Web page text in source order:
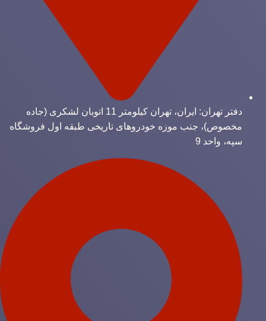
دفتر تهران: ایران، تهران کیلومتر 11 اتوبان لشکری (جاده
مخصوص)، جنب موزه خودروهای تاریخی طبقه اول فروشگاه
سپه، واحد 9